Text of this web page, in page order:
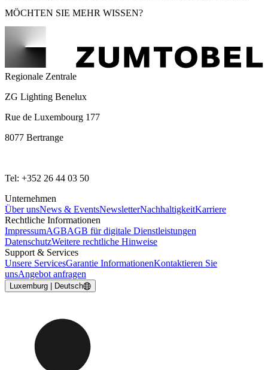
MÖCHTEN SIE MEHR WISSEN?
Regionale Zentrale
ZG Lighting Benelux
Rue de Luxembourg 177
8077 Bertrange
Tel: +352 26 44 03 50
Unternehmen
Über unsNews & EventsNewsletterNachhaltigkeitKarriere
Rechtliche Informationen
ImpressumAGBAGB für digitale Dienstleistungen
DatenschutzWeitere rechtliche Hinweise
Support & Services
Unsere ServicesGarantie InformationenKontaktieren Sie
unsAngebot anfragen
Luxemburg | Deutsch